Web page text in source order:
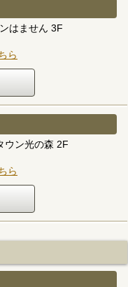
はません 3F
ら
ウン光の森 2F
ら